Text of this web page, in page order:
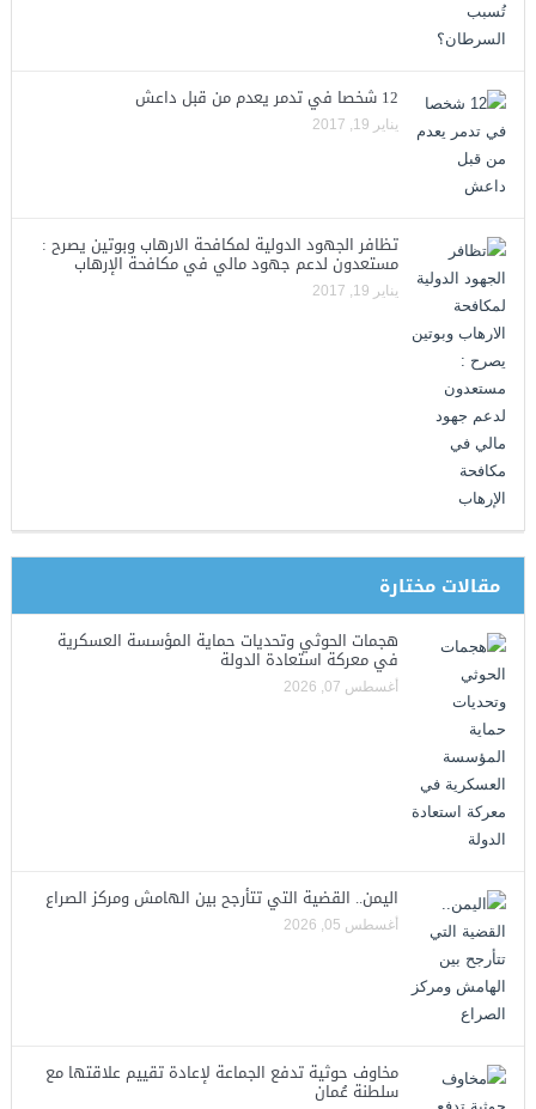
12 شخصا في تدمر يعدم من قبل داعش
يناير 19, 2017
تظافر الجهود الدولية لمكافحة الارهاب وبوتين يصرح :
مستعدون لدعم جهود مالي في مكافحة الإرهاب
يناير 19, 2017
مقالات مختارة
هجمات الحوثي وتحديات حماية المؤسسة العسكرية
في معركة استعادة الدولة
أغسطس 07, 2026
اليمن.. القضية التي تتأرجح بين الهامش ومركز الصراع
أغسطس 05, 2026
مخاوف حوثية تدفع الجماعة لإعادة تقييم علاقتها مع
سلطنة عُمان